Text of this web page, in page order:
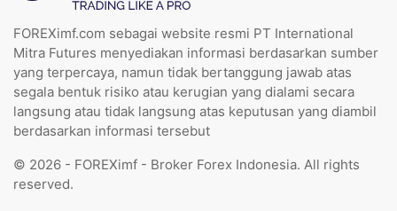
FOREXimf.com sebagai website resmi PT International
Mitra Futures menyediakan informasi berdasarkan sumber
yang terpercaya, namun tidak bertanggung jawab atas
segala bentuk risiko atau kerugian yang dialami secara
langsung atau tidak langsung atas keputusan yang diambil
berdasarkan informasi tersebut
© 2026 - FOREXimf - Broker Forex Indonesia. All rights
reserved.